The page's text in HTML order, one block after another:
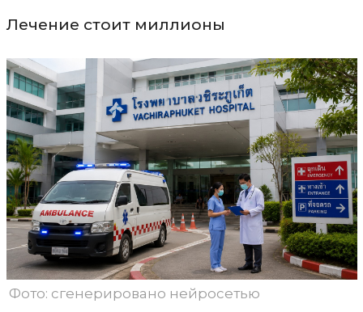
Лечение стоит миллионы
Фото: сгенерировано нейросетью